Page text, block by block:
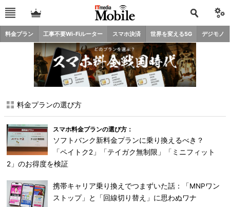
料金プラン 工事不要Wi-Fiルーター スマホ決済 世界を変える5G デジモノ
料金プランの選び方
スマホ料金プランの選び方：
ソフトバンク新料金プランに乗り換えるべき？
「ペイトク2」「テイガク無制限」「ミニフィット
2」のお得度を検証
携帯キャリア乗り換えでつまずいた話：「MNPワン
ストップ」と「回線切り替え」に思わぬワナ